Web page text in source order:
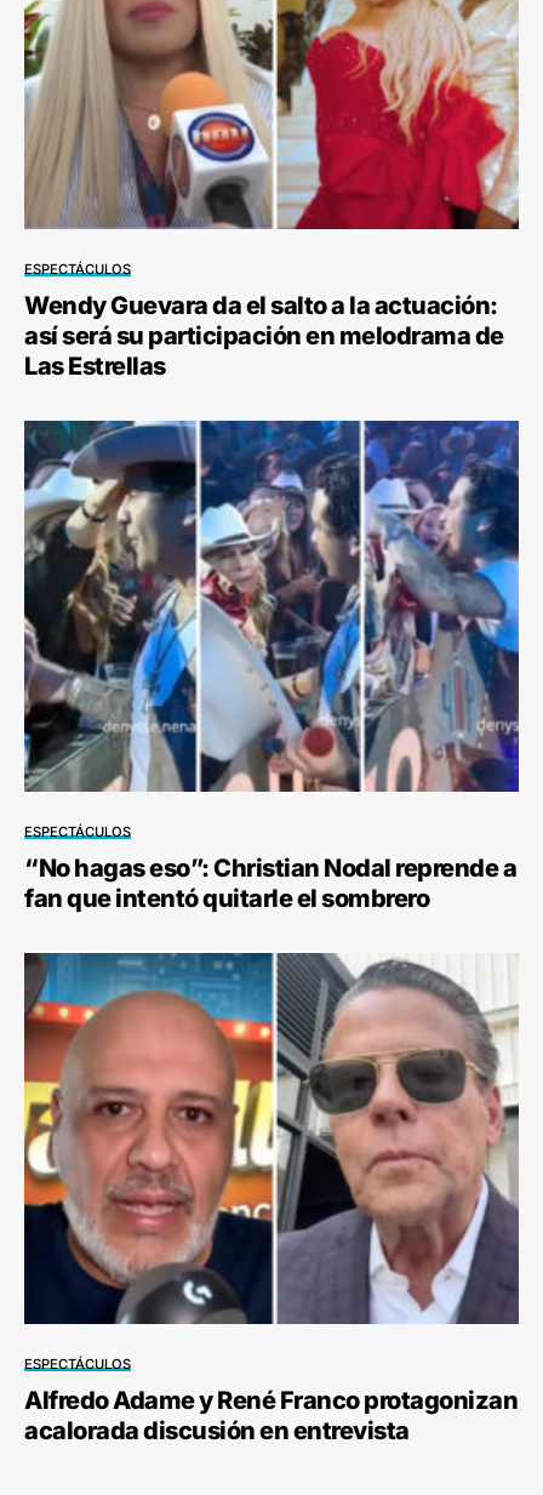
ESPECTÁCULOS
Wendy Guevara da el salto a la actuación:
así será su participación en melodrama de
Las Estrellas
ESPECTÁCULOS
“No hagas eso”: Christian Nodal reprende a
fan que intentó quitarle el sombrero
ESPECTÁCULOS
Alfredo Adame y René Franco protagonizan
acalorada discusión en entrevista